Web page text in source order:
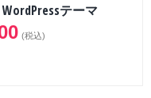
テーマ
(税込)